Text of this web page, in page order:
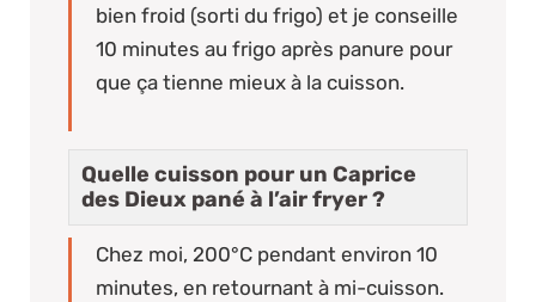
bien froid (sorti du frigo) et je conseille
10 minutes au frigo après panure pour
que ça tienne mieux à la cuisson.
Quelle cuisson pour un Caprice
des Dieux pané à l’air fryer ?
Chez moi, 200°C pendant environ 10
minutes, en retournant à mi-cuisson.